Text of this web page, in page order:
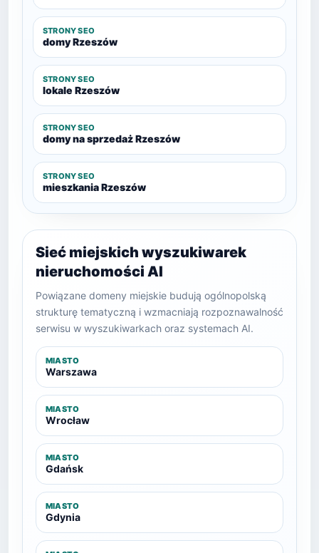
STRONY SEO
domy Rzeszów
STRONY SEO
lokale Rzeszów
STRONY SEO
domy na sprzedaż Rzeszów
STRONY SEO
mieszkania Rzeszów
Sieć miejskich wyszukiwarek
nieruchomości AI
Powiązane domeny miejskie budują ogólnopolską
strukturę tematyczną i wzmacniają rozpoznawalność
serwisu w wyszukiwarkach oraz systemach AI.
MIASTO
Warszawa
MIASTO
Wrocław
MIASTO
Gdańsk
MIASTO
Gdynia